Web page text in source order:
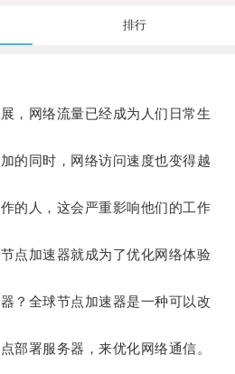
排行
网络流量已经成为人们日常生
同时，网络访问速度也变得越
人，这会严重影响他们的工作
加速器就成为了优化网络体验
全球节点加速器是一种可以改
署服务器，来优化网络通信。